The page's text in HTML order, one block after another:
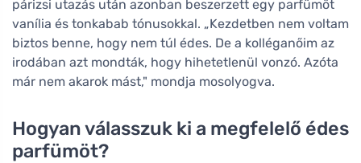
párizsi utazás után azonban beszerzett egy parfümöt
vanília és tonkabab tónusokkal. „Kezdetben nem voltam
biztos benne, hogy nem túl édes. De a kolléganőim az
irodában azt mondták, hogy hihetetlenül vonzó. Azóta
már nem akarok mást," mondja mosolyogva.
Hogyan válasszuk ki a megfelelő édes
parfümöt?